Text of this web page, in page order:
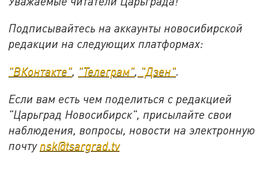
Подписывайтесь на аккаунты новосибирской
редакции на следующих платформах:
"ВКонтакте", "Телеграм", "Дзен".
Если вам есть чем поделиться с редакцией
"Царьград Новосибирск", присылайте свои
наблюдения, вопросы, новости на электронную
почту nsk@tsargrad.tv